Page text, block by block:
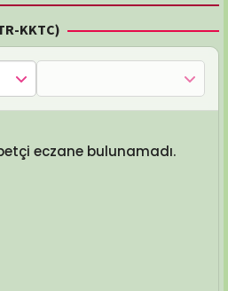
KKTC)
eczane bulunamadı.